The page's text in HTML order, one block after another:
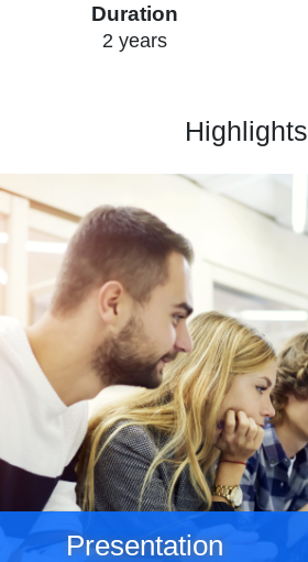
Duration
2 years
Highlights
Immagine
Presentation